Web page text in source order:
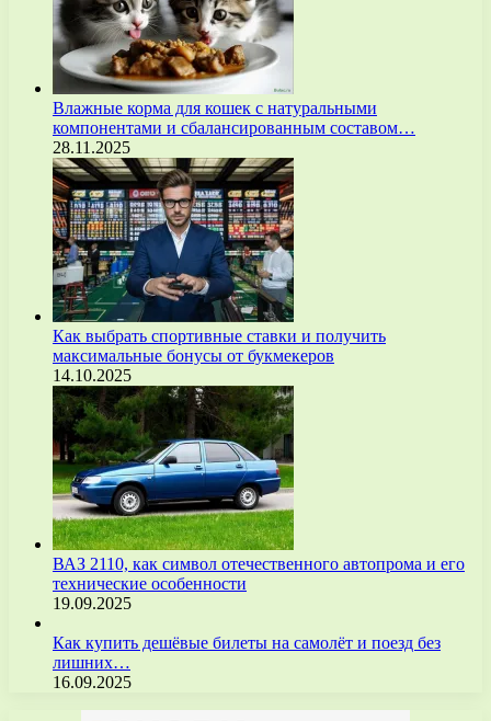
Влажные корма для кошек с натуральными
компонентами и сбалансированным составом…
28.11.2025
Как выбрать спортивные ставки и получить
максимальные бонусы от букмекеров
14.10.2025
ВАЗ 2110, как символ отечественного автопрома и его
технические особенности
19.09.2025
Как купить дешёвые билеты на самолёт и поезд без
лишних…
16.09.2025